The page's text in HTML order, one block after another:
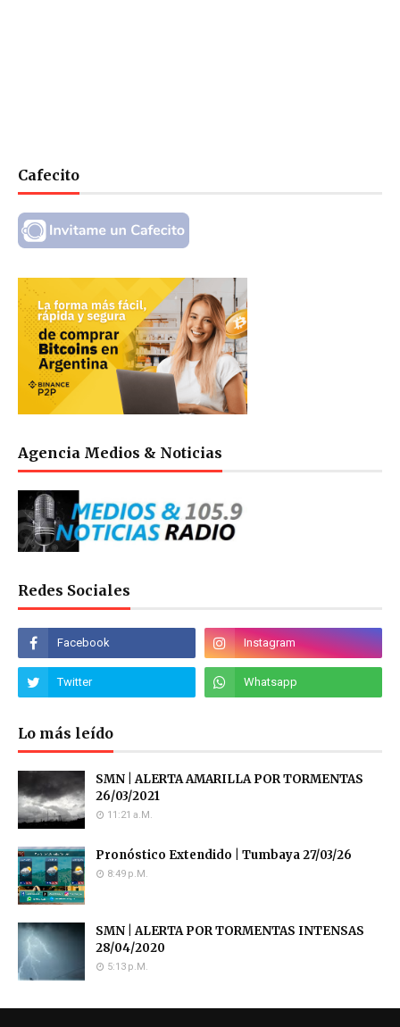
Cafecito
Agencia Medios & Noticias
Redes Sociales
Lo más leído
SMN | ALERTA AMARILLA POR TORMENTAS
26/03/2021
11:21 A.m.
Pronóstico Extendido | Tumbaya 27/03/26
8:49 P.m.
SMN | ALERTA POR TORMENTAS INTENSAS
28/04/2020
5:13 P.m.